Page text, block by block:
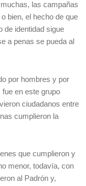
las campañas
bien, el hecho de que
de identidad sigue
a penas se pueda al
por hombres y por
en este grupo
ciudadanos entre
cumplieron la
que cumplieron y
menor, todavía, con
al Padrón y,